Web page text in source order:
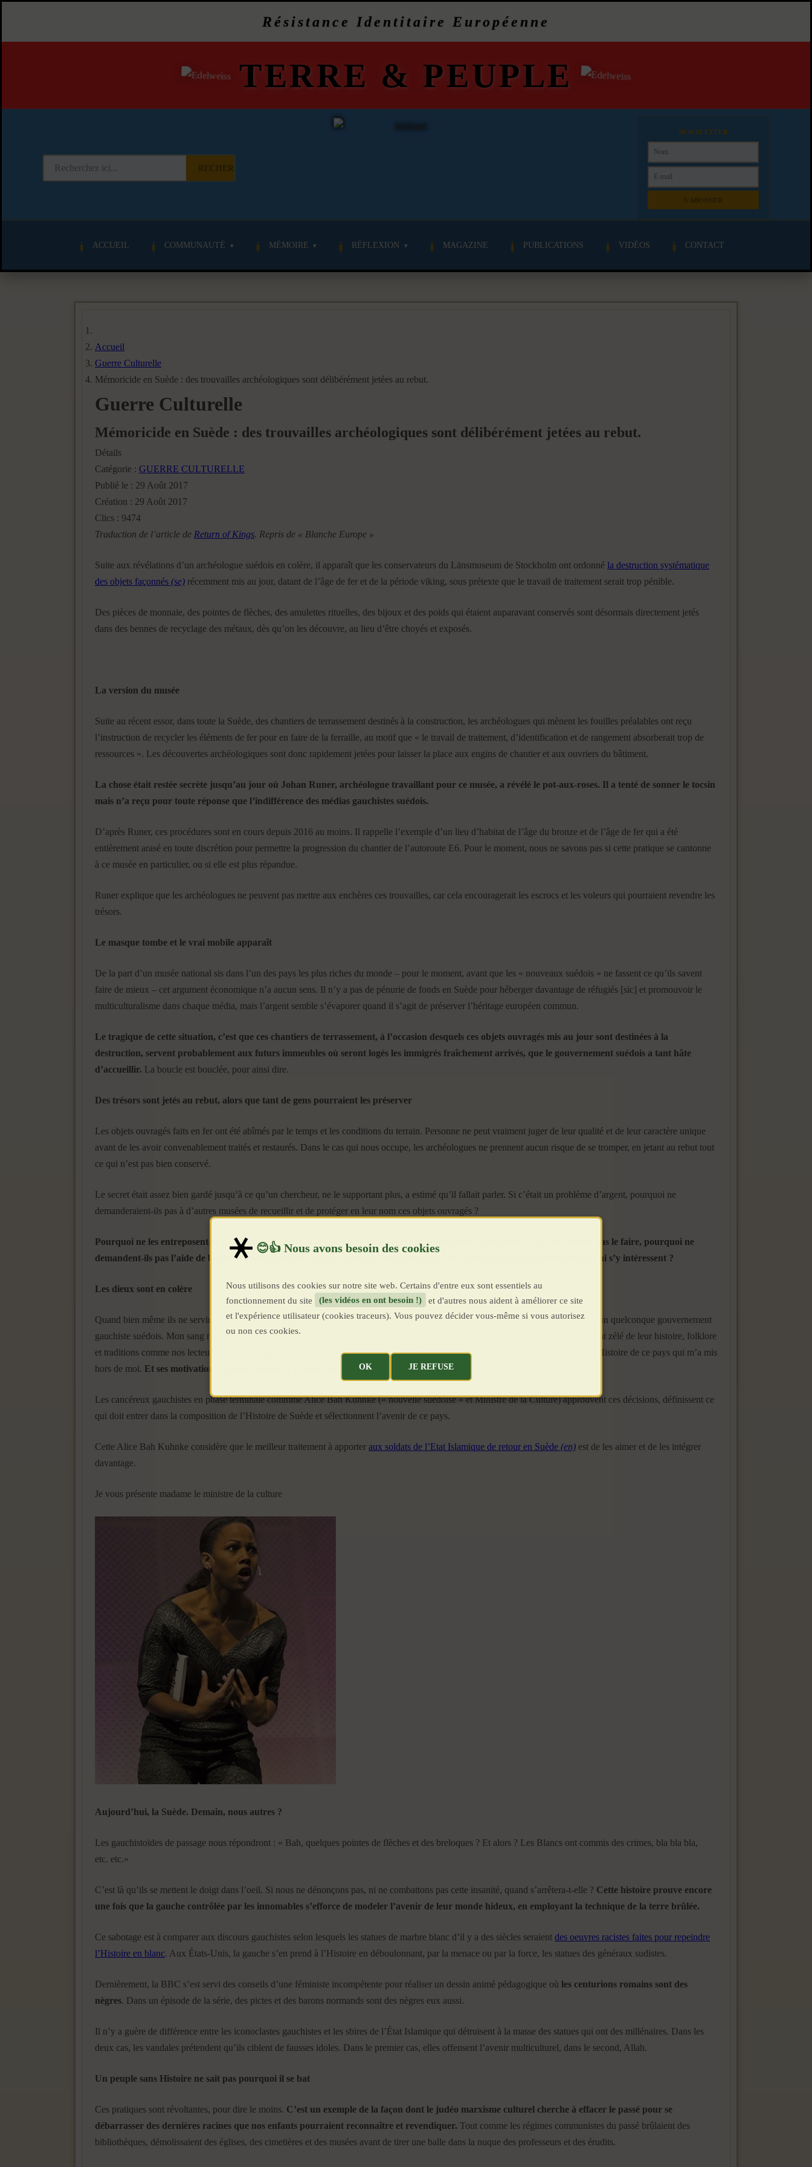
Résistance Identitaire Européenne
TERRE & PEUPLE
NEWSLETTER
ACCUEIL COMMUNAUTÉ MÉMOIRE RÉFLEXION MAGAZINE PUBLICATIONS VIDÉOS CONTACT
Accueil
Guerre Culturelle
Mémoricide en Suède : des trouvailles archéologiques sont délibérément jetées au rebut.
Guerre Culturelle
Mémoricide en Suède : des trouvailles archéologiques sont délibérément jetées au rebut.
Détails
Catégorie : GUERRE CULTURELLE
Publié le : 29 Août 2017
Création : 29 Août 2017
Clics : 9474
Traduction de l’article de Return of Kings. Repris de « Blanche Europe »
Suite aux révélations d’un archéologue suédois en colère, il apparaît que les conservateurs du Länsmuseum de Stockholm ont ordonné la destruction systématique
des objets façonnés (se) récemment mis au jour, datant de l’âge de fer et de la période viking, sous prétexte que le travail de traitement serait trop pénible.
Des pièces de monnaie, des pointes de flèches, des amulettes rituelles, des bijoux et des poids qui étaient auparavant conservés sont désormais directement jetés
dans des bennes de recyclage des métaux, dès qu’on les découvre, au lieu d’être choyés et exposés.
La version du musée
Suite au récent essor, dans toute la Suède, des chantiers de terrassement destinés à la construction, les archéologues qui mènent les fouilles préalables ont reçu
l’instruction de recycler les éléments de fer pour en faire de la ferraille, au motif que « le travail de traitement, d’identification et de rangement absorberait trop de
ressources ». Les découvertes archéologiques sont donc rapidement jetées pour laisser la place aux engins de chantier et aux ouvriers du bâtiment.
La chose était restée secrète jusqu’au jour où Johan Runer, archéologue travaillant pour ce musée, a révélé le pot-aux-roses. Il a tenté de sonner le tocsin
mais n’a reçu pour toute réponse que l’indifférence des médias gauchistes suédois.
D’après Runer, ces procédures sont en cours depuis 2016 au moins. Il rappelle l’exemple d’un lieu d’habitat de l’âge du bronze et de l’âge de fer qui a été
entièrement arasé en toute discrétion pour permettre la progression du chantier de l’autoroute E6. Pour le moment, nous ne savons pas si cette pratique se cantonne
à ce musée en particulier, ou si elle est plus répandue.
Runer explique que les archéologues ne peuvent pas mettre aux enchères ces trouvailles, car cela encouragerait les escrocs et les voleurs qui pourraient revendre les
trésors.
Le masque tombe et le vrai mobile apparaît
De la part d’un musée national sis dans l’un des pays les plus riches du monde – pour le moment, avant que les « nouveaux suédois » ne fassent ce qu’ils savent
faire de mieux – cet argument économique n’a aucun sens. Il n’y a pas de pénurie de fonds en Suède pour héberger davantage de réfugiés [sic] et promouvoir le
multiculturalisme dans chaque média, mais l’argent semble s’évaporer quand il s’agit de préserver l’héritage européen commun.
Le tragique de cette situation, c’est que ces chantiers de terrassement, à l’occasion desquels ces objets ouvragés mis au jour sont destinées à la
destruction, servent probablement aux futurs immeubles où seront logés les immigrés fraîchement arrivés, que le gouvernement suédois a tant hâte
d’accueillir. La boucle est bouclée, pour ainsi dire.
Des trésors sont jetés au rebut, alors que tant de gens pourraient les préserver
Les objets ouvragés faits en fer ont été abîmés par le temps et les conditions du terrain. Personne ne peut vraiment juger de leur qualité et de leur caractère unique
avant de les avoir convenablement traités et restaurés. Dans le cas qui nous occupe, les archéologues ne prennent aucun risque de se tromper, en jetant au rebut tout
ce qui n’est pas bien conservé.
Le secret était assez bien gardé jusqu’à ce qu’un chercheur, ne le supportant plus, a estimé qu’il fallait parler. Si c’était un problème d’argent, pourquoi ne
demanderaient-ils pas à d’autres musées de recueillir et de protéger en leur nom ces objets ouvragés ?
Pourquoi ne les entreposent-ils pas dans des coffres inventoriés, comme cela se pratique depuis des siècles ? S’ils ne veulent pas le faire, pourquoi ne
demandent-ils pas l’aide de bénévoles pour prendre soin de ces trésors, et pourquoi ne les donnent-ils pas aux autochtones qui s’y intéressent ?
Les dieux sont en colère
Quand bien même ils ne serviraient que de butoirs de porte ou de couteaux, ces objets auraient un meilleur sort que dans les mains d’un quelconque gouvernement
gauchiste suédois. Mon sang n’a fait qu’un tour en apprenant cette nouvelle. Je suis un enthousiaste de la période Viking et un étudiant zélé de leur histoire, folklore
et traditions comme nos lecteurs l’ont remarqué. Mais au-delà de mon attachement à cette culture, c’est l’outrage absolu fait à toute l’Histoire de ce pays qui m’a mis
hors de moi. Et ses motivations à peine cachées le rendent plus criminel encore.
Les cancéreux gauchistes en phase terminale commme Alice Bah Kuhnke (« nouvelle suédoise » et Ministre de la Culture) approuvent ces décisions, définissent ce
qui doit entrer dans la composition de l’Histoire de Suède et sélectionnent l’avenir de ce pays.
Cette Alice Bah Kuhnke considère que le meilleur traitement à apporter aux soldats de l’Etat Islamique de retour en Suède (en) est de les aimer et de les intégrer
davantage.
Je vous présente madame le ministre de la culture
Aujourd’hui, la Suède. Demain, nous autres ?
Les gauchistoïdes de passage nous répondront : « Bah, quelques pointes de flèches et des breloques ? Et alors ? Les Blancs ont commis des crimes, bla bla bla,
etc. etc.»
C’est là qu’ils se mettent le doigt dans l’oeil. Si nous ne dénonçons pas, ni ne combattons pas cette insanité, quand s’arrêtera-t-elle ? Cette histoire prouve encore
une fois que la gauche contrôlée par les innomables s’efforce de modeler l’avenir de leur monde hideux, en employant la technique de la terre brûlée.
Ce sabotage est à comparer aux discours gauchistes selon lesquels les statues de marbre blanc d’il y a des siècles seraient des oeuvres racistes faites pour repeindre
l’Histoire en blanc. Aux États-Unis, la gauche s’en prend à l’Histoire en déboulonnant, par la menace ou par la force, les statues des généraux sudistes.
Dernièrement, la BBC s’est servi des conseils d’une féministe incompétente pour réaliser un dessin animé pédagogique où les centurions romains sont des
nègres. Dans un épisode de la série, des pictes et des barons normands sont des nègres eux aussi.
Il n’y a guère de différence entre les iconoclastes gauchistes et les sbires de l’État Islamique qui détruisent à la masse des statues qui ont des millénaires. Dans les
deux cas, les vandales prétendent qu’ils ciblent de fausses idoles. Dans le premier cas, elles offensent l’avenir multiculturel, dans le second, Allah.
Un peuple sans Histoire ne sait pas pourquoi il se bat
Ces pratiques sont révoltantes, pour dire le moins. C’est un exemple de la façon dont le judéo marxisme culturel cherche à effacer le passé pour se
débarrasser des dernières racines que nos enfants pourraient reconnaître et revendiquer. Tout comme les régimes communistes du passé brûlaient des
bibliothèques, démolissaient des églises, des cimetières et des musées avant de tirer une balle dans la nuque des professeurs et des érudits.
Nous utilisons des cookies sur notre site web. Certains d'entre eux sont essentiels au
fonctionnement du site
(les vidéos en ont besoin !)
et d'autres nous aident à améliorer ce site
et l'expérience utilisateur (cookies traceurs). Vous pouvez décider vous-même si vous autorisez
ou non ces cookies.
OK JE REFUSE